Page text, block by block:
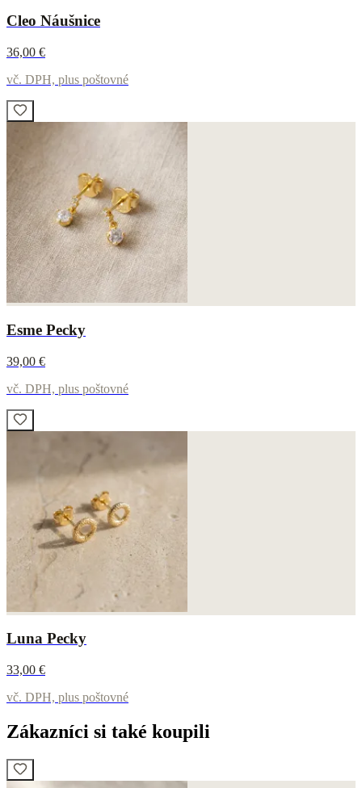
Cleo Náušnice
36,00 €
vč. DPH, plus poštovné
Esme Pecky
39,00 €
vč. DPH, plus poštovné
Luna Pecky
33,00 €
vč. DPH, plus poštovné
Zákazníci si také koupili